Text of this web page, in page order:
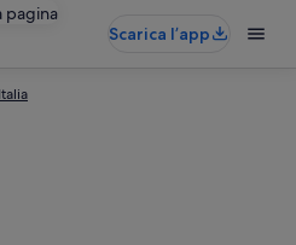
pagina
Scarica l’app